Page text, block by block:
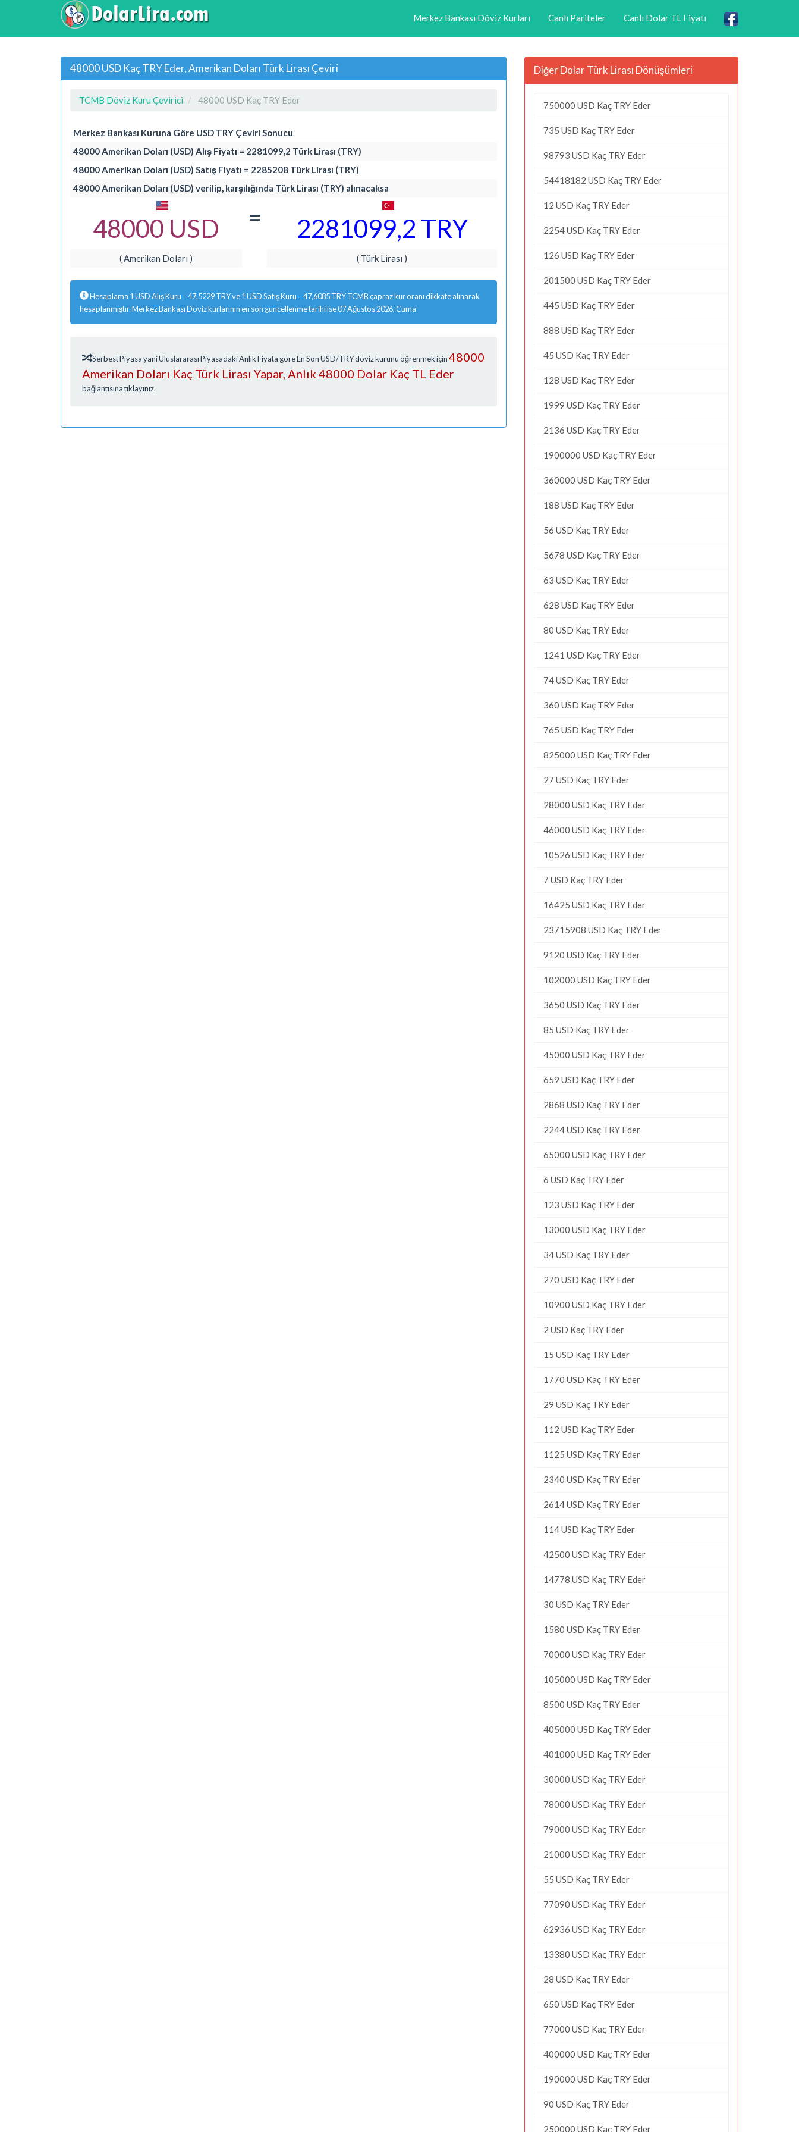
Merkez Bankası Döviz Kurları Canlı Pariteler Canlı Dolar TL Fiyatı
48000 USD Kaç TRY Eder, Amerikan Doları Türk Lirası Çeviri
TCMB Döviz Kuru Çevirici 48000 USD Kaç TRY Eder
Merkez Bankası Kuruna Göre USD TRY Çeviri Sonucu
48000 Amerikan Doları (USD) Alış Fiyatı = 2281099,2 Türk Lirası (TRY)
48000 Amerikan Doları (USD) Satış Fiyatı = 2285208 Türk Lirası (TRY)
48000 Amerikan Doları (USD) verilip, karşılığında Türk Lirası (TRY) alınacaksa
48000 USD = 2281099,2 TRY
( Amerikan Doları ) ( Türk Lirası )
Hesaplama 1 USD Alış Kuru = 47,5229 TRY ve 1 USD Satış Kuru = 47,6085 TRY TCMB çapraz kur oranı dikkate alınarak
hesaplanmıştır. Merkez Bankası Döviz kurlarının en son güncellenme tarihi ise 07 Ağustos 2026, Cuma
Serbest Piyasa yani Uluslararası Piyasadaki Anlık Fiyata göre En Son USD/TRY döviz kurunu öğrenmek için48000
Amerikan Doları Kaç Türk Lirası Yapar, Anlık 48000 Dolar Kaç TL Eder
bağlantısına tıklayınız.
Diğer Dolar Türk Lirası Dönüşümleri
750000 USD Kaç TRY Eder
735 USD Kaç TRY Eder
98793 USD Kaç TRY Eder
54418182 USD Kaç TRY Eder
12 USD Kaç TRY Eder
2254 USD Kaç TRY Eder
126 USD Kaç TRY Eder
201500 USD Kaç TRY Eder
445 USD Kaç TRY Eder
888 USD Kaç TRY Eder
45 USD Kaç TRY Eder
128 USD Kaç TRY Eder
1999 USD Kaç TRY Eder
2136 USD Kaç TRY Eder
1900000 USD Kaç TRY Eder
360000 USD Kaç TRY Eder
188 USD Kaç TRY Eder
56 USD Kaç TRY Eder
5678 USD Kaç TRY Eder
63 USD Kaç TRY Eder
628 USD Kaç TRY Eder
80 USD Kaç TRY Eder
1241 USD Kaç TRY Eder
74 USD Kaç TRY Eder
360 USD Kaç TRY Eder
765 USD Kaç TRY Eder
825000 USD Kaç TRY Eder
27 USD Kaç TRY Eder
28000 USD Kaç TRY Eder
46000 USD Kaç TRY Eder
10526 USD Kaç TRY Eder
7 USD Kaç TRY Eder
16425 USD Kaç TRY Eder
23715908 USD Kaç TRY Eder
9120 USD Kaç TRY Eder
102000 USD Kaç TRY Eder
3650 USD Kaç TRY Eder
85 USD Kaç TRY Eder
45000 USD Kaç TRY Eder
659 USD Kaç TRY Eder
2868 USD Kaç TRY Eder
2244 USD Kaç TRY Eder
65000 USD Kaç TRY Eder
6 USD Kaç TRY Eder
123 USD Kaç TRY Eder
13000 USD Kaç TRY Eder
34 USD Kaç TRY Eder
270 USD Kaç TRY Eder
10900 USD Kaç TRY Eder
2 USD Kaç TRY Eder
15 USD Kaç TRY Eder
1770 USD Kaç TRY Eder
29 USD Kaç TRY Eder
112 USD Kaç TRY Eder
1125 USD Kaç TRY Eder
2340 USD Kaç TRY Eder
2614 USD Kaç TRY Eder
114 USD Kaç TRY Eder
42500 USD Kaç TRY Eder
14778 USD Kaç TRY Eder
30 USD Kaç TRY Eder
1580 USD Kaç TRY Eder
70000 USD Kaç TRY Eder
105000 USD Kaç TRY Eder
8500 USD Kaç TRY Eder
405000 USD Kaç TRY Eder
401000 USD Kaç TRY Eder
30000 USD Kaç TRY Eder
78000 USD Kaç TRY Eder
79000 USD Kaç TRY Eder
21000 USD Kaç TRY Eder
55 USD Kaç TRY Eder
77090 USD Kaç TRY Eder
62936 USD Kaç TRY Eder
13380 USD Kaç TRY Eder
28 USD Kaç TRY Eder
650 USD Kaç TRY Eder
77000 USD Kaç TRY Eder
400000 USD Kaç TRY Eder
190000 USD Kaç TRY Eder
90 USD Kaç TRY Eder
250000 USD Kaç TRY Eder